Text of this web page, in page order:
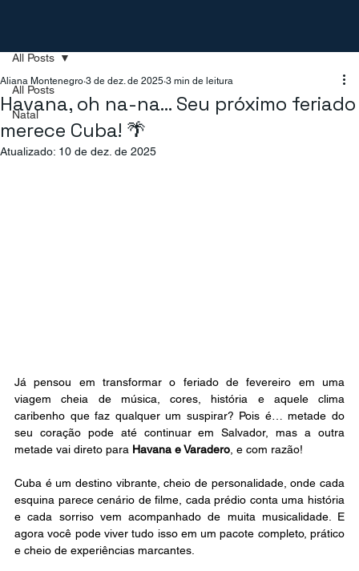
All Posts
Natal
All Posts
Havana, oh na-na… Seu próximo feriado
merece Cuba! 🌴
Aliana Montenegro 3 de dez. de 2025 3 min de leitura
Atualizado: 10 de dez. de 2025
Já pensou em transformar o feriado de fevereiro em uma
viagem cheia de música, cores, história e aquele clima
caribenho que faz qualquer um suspirar? Pois é… metade do
seu coração pode até continuar em Salvador, mas a outra
metade vai direto para Havana e Varadero , e com razão!
Cuba é um destino vibrante, cheio de personalidade, onde cada
esquina parece cenário de filme, cada prédio conta uma história
e cada sorriso vem acompanhado de muita musicalidade. E
agora você pode viver tudo isso em um pacote completo, prático
e cheio de experiências marcantes.